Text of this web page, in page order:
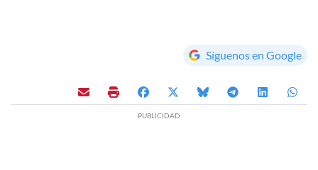
Síguenos en Google